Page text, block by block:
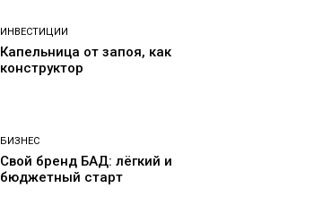
ИНВЕСТИЦИИ
Капельница от запоя, как
конструктор
БИЗНЕС
Свой бренд БАД: лёгкий и
бюджетный старт